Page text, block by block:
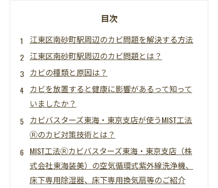
目次
江東区南砂町駅周辺のカビ問題を解決する方法
江東区南砂町駅周辺のカビ問題とは？
カビの種類と原因は？
カビを放置すると健康に影響があるって知って
いましたか？
カビバスターズ東海・東京支店が使うMIST工法
Ⓡのカビ対策技術とは？
MIST工法Ⓡカビバスターズ東海・東京支店（株
式会社東海装美）の空気循環式紫外線洗浄機、
床下専用除湿器、床下専用換気扇等のご紹介